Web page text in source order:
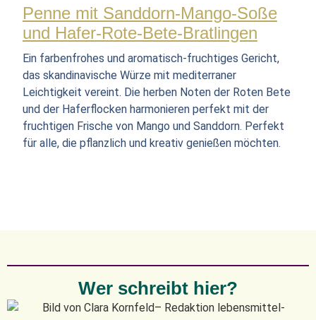
Penne mit Sanddorn-Mango-Soße
und Hafer-Rote-Bete-Bratlingen
Ein farbenfrohes und aromatisch-fruchtiges Gericht,
das skandinavische Würze mit mediterraner
Leichtigkeit vereint. Die herben Noten der Roten Bete
und der Haferflocken harmonieren perfekt mit der
fruchtigen Frische von Mango und Sanddorn. Perfekt
für alle, die pflanzlich und kreativ genießen möchten.
Wer schreibt hier?